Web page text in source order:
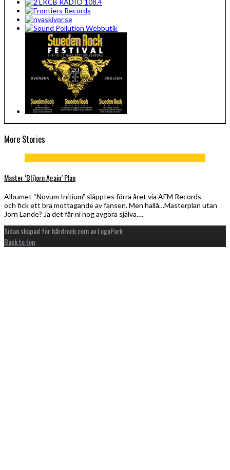
More Stories
Master ‘B(j)orn Again’ Plan
Albumet “Novum Initium” släpptes förra året via AFM Records
och fick ett bra mottagande av fansen. Men hallå…Masterplan utan
Jorn Lande? Ja det får ni nog avgöra själva….
Sidan skapad förhårdrock.comavLogoPark
Back to top